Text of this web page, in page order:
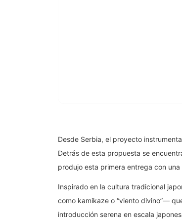
Desde Serbia, el proyecto
Detrás de esta propuesta se
produjo esta primera entrega con
Inspirado en la cultura tradicional
como kamikaze o “viento divino”—
introducción serena en escala